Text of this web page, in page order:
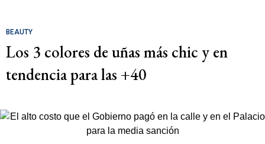
BEAUTY
Los 3 colores de uñas más chic y en
tendencia para las +40